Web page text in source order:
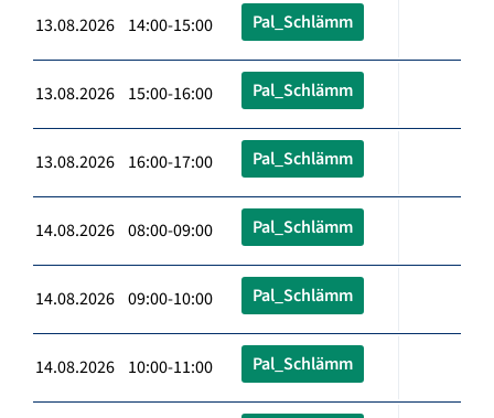
13.08.2026 14:00-15:00 Pal_Schlämm
13.08.2026 15:00-16:00 Pal_Schlämm
13.08.2026 16:00-17:00 Pal_Schlämm
14.08.2026 08:00-09:00 Pal_Schlämm
14.08.2026 09:00-10:00 Pal_Schlämm
14.08.2026 10:00-11:00 Pal_Schlämm